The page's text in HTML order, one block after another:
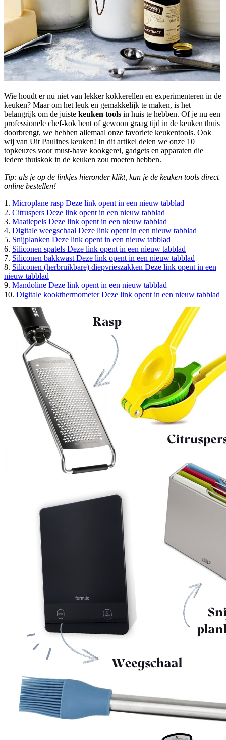
Wie houdt er nu niet van lekker kokkerellen en experimenteren in de
keuken? Maar om het leuk en gemakkelijk te maken, is het
belangrijk om de juiste keuken tools in huis te hebben. Of je nu een
professionele chef-kok bent of gewoon graag tijd in de keuken thuis
doorbrengt, we hebben allemaal onze favoriete keukentools. Ook
wij van Uit Paulines keuken! In dit artikel delen we onze 10
topkeuzes voor must-have kookgerei, gadgets en apparaten die
iedere thuiskok in de keuken zou moeten hebben.
Tip: als je op de linkjes hieronder klikt, kun je de keuken tools direct
online bestellen!
1. Microplane rasp Deze link opent in een nieuw tabblad
2. Citruspers Deze link opent in een nieuw tabblad
3. Maatlepels Deze link opent in een nieuw tabblad
4. Digitale weegschaal Deze link opent in een nieuw tabblad
5. Snijplanken Deze link opent in een nieuw tabblad
6. Siliconen spatels Deze link opent in een nieuw tabblad
7. Siliconen bakkwast Deze link opent in een nieuw tabblad
8. Siliconen (herbruikbare) diepvrieszakken Deze link opent in een
nieuw tabblad
9. Mandoline Deze link opent in een nieuw tabblad
10. Digitale kookthermometerDeze link opent in een nieuw tabblad